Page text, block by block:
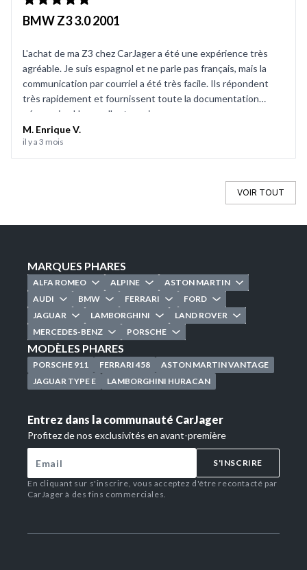
BMW Z3 3.0 2001
L'achat de ma Z3 chez CarJager a été une expérience très
agréable. Je suis espagnol et ne parle pas français, mais la
communication par courriel a été très facile. Ils répondent
très rapidement et fournissent toute la documentation
nécessaire. Un excellent service.
M. Enrique V.
il y a 3 mois
VOIR TOUT
MARQUES PHARES
ALFA ROMEO ALPINE
ASTON MARTIN
AUDI
BMW FERRARI
FORD
JAGUAR
LAMBORGHINI
LAND ROVER
MERCEDES-BENZ
PORSCHE
MODÈLES PHARES
PORSCHE 911 FERRARI 458
ASTON MARTIN VANTAGE
JAGUAR TYPE E
LAMBORGHINI HURACAN
Entrez dans la communauté CarJager
Profitez de nos exclusivités en avant-première
S'INSCRIRE
En cliquant sur s'inscrire, vous acceptez d'être recontacté par
CarJager à des fins commerciales.